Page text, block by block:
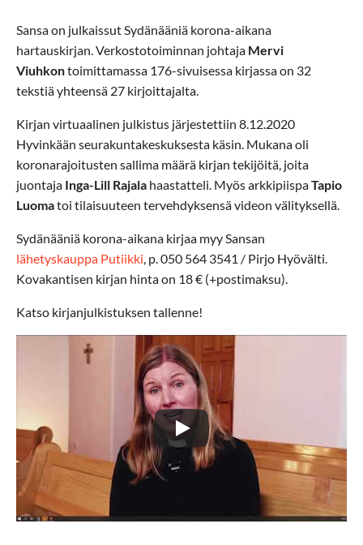
Sansa on julkaissut Sydänääniä korona-aikana
hartauskirjan. Verkostotoiminnan johtaja Mervi
Viuhkontoimittamassa 176-sivuisessa kirjassa on 32
tekstiä yhteensä 27 kirjoittajalta.
Kirjan virtuaalinen julkistus järjestettiin 8.12.2020
Hyvinkään seurakuntakeskuksesta käsin. Mukana oli
koronarajoitusten sallima määrä kirjan tekijöitä, joita
juontaja Inga-Lill Rajala haastatteli. Myös arkkipiispaTapio
Luomatoi tilaisuuteen tervehdyksensä videon välityksellä.
Sydänääniä korona-aikana kirjaa myy Sansan
lähetyskauppa Putiikki, p. 050 564 3541 / Pirjo Hyövälti.
Kovakantisen kirjan hinta on 18 € (+postimaksu).
Katso kirjanjulkistuksen tallenne!